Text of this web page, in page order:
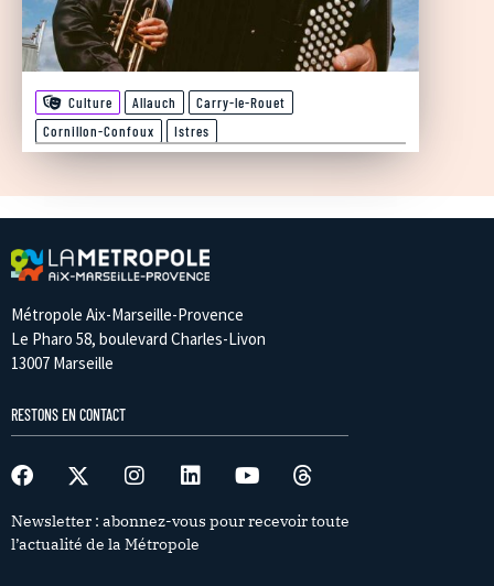
Culture Allauch
Carry-le-Rouet
Cornillon-Confoux
Istres
Métropole Aix-Marseille-Provence
Le Pharo 58, boulevard Charles-Livon
13007 Marseille
RESTONS EN CONTACT
Newsletter : abonnez-vous pour recevoir toute
l’actualité de la Métropole